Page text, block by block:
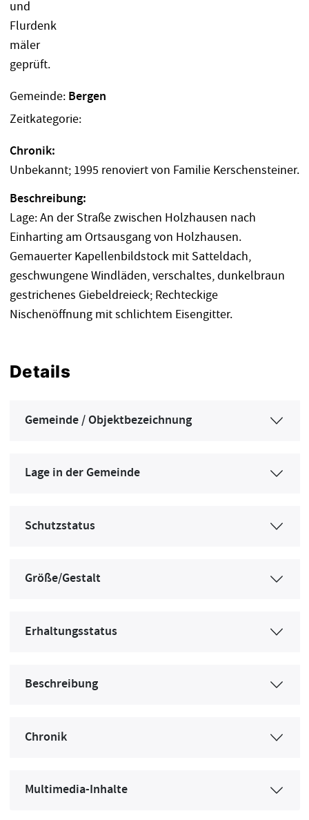
Gemeinde: Bergen
Zeitkategorie:
Chronik:
Unbekannt; 1995 renoviert von Familie Kerschensteiner.
Beschreibung:
Lage: An der Straße zwischen Holzhausen nach
Einharting am Ortsausgang von Holzhausen.
Gemauerter Kapellenbildstock mit Satteldach,
geschwungene Windläden, verschaltes, dunkelbraun
gestrichenes Giebeldreieck; Rechteckige
Nischenöffnung mit schlichtem Eisengitter.
Details
Gemeinde / Objektbezeichnung
Lage in der Gemeinde
Schutzstatus
Größe/Gestalt
Erhaltungsstatus
Beschreibung
Chronik
Multimedia-Inhalte